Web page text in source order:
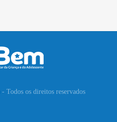
- Todos os direitos reservados